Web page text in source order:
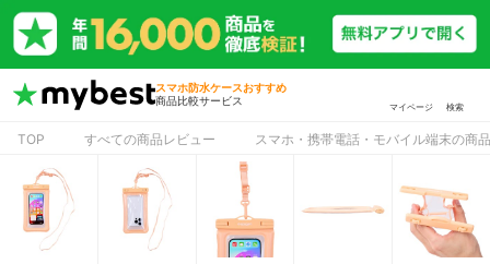
スマホ防水ケースおすすめ
商品比較サービス
マイページ 検索
TOP すべての商品レビュー スマホ・携帯電話・モバイル端末の商